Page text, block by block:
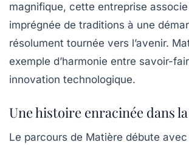
magnifique, cette entreprise
imprégnée de traditions à une
résolument tournée vers l’avenir.
exemple d’harmonie entre savoir-
innovation technologique.
Une histoire enracinée dans
Le parcours de Matière débute